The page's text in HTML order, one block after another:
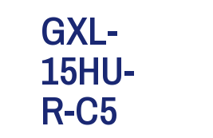
GXL-
15HU-
R-C5